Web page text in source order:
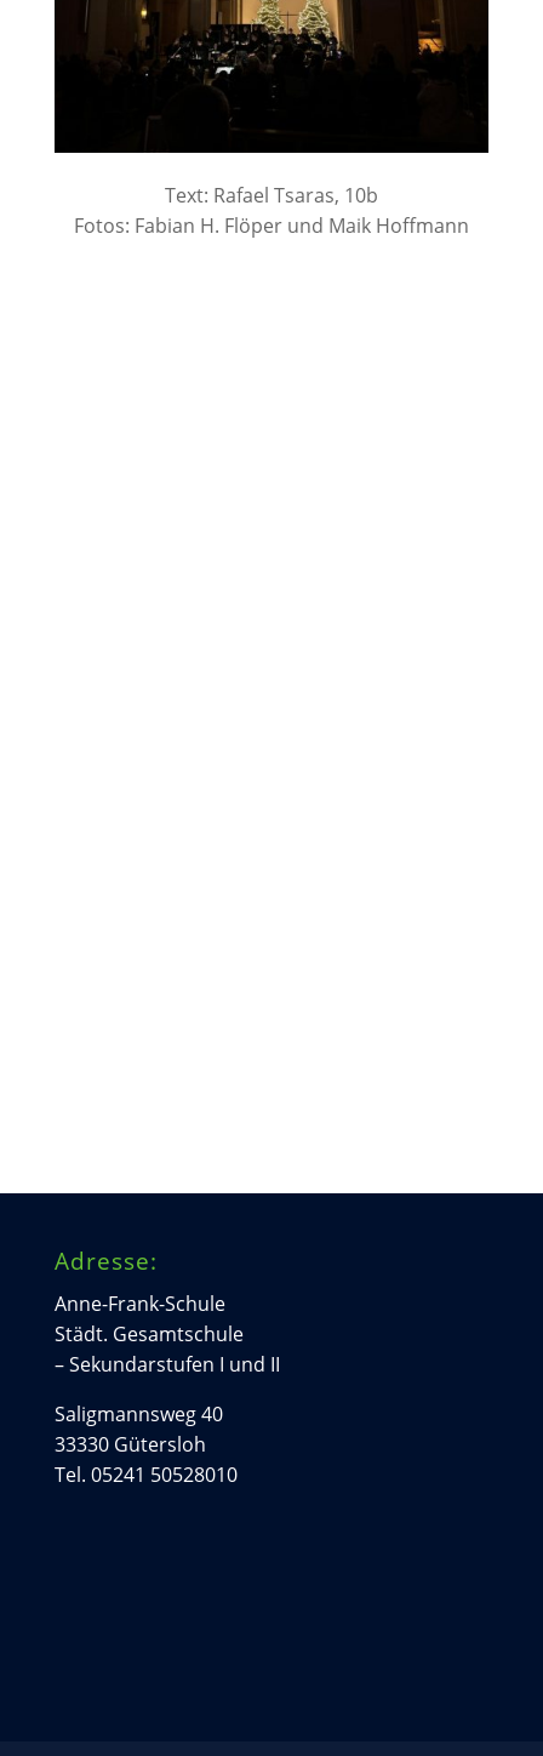
Text: Rafael Tsaras, 10b
Fotos: Fabian H. Flöper und Maik Hoffmann
Adresse:
Anne-Frank-Schule
Städt. Gesamtschule
– Sekundarstufen I und II
Saligmannsweg 40
33330 Gütersloh
Tel. 05241 50528010